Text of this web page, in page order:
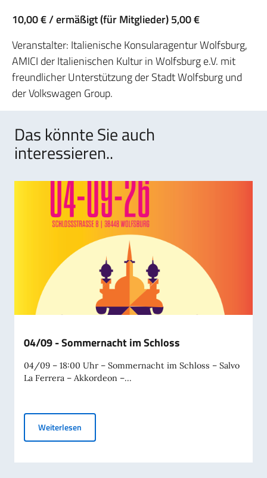
10,00 € / ermäßigt (für Mitglieder) 5,00 €
Veranstalter: Italienische Konsularagentur Wolfsburg,
AMICI der Italienischen Kultur in Wolfsburg e.V. mit
freundlicher Unterstützung der Stadt Wolfsburg und
der Volkswagen Group.
Das könnte Sie auch
interessieren..
04/09 - Sommernacht im Schloss
04/09 – 18:00 Uhr – Sommernacht im Schloss – Salvo
La Ferrera – Akkordeon –...
Weiterlesen